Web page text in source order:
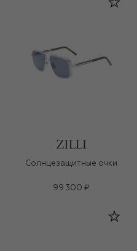
Солнцезащитные очки
99 300 ₽